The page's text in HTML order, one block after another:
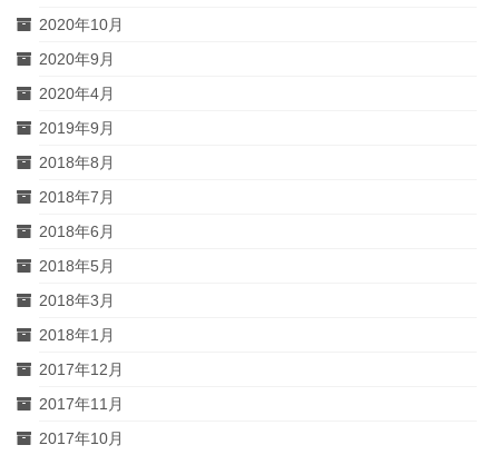
2020年10月
2020年9月
2020年4月
2019年9月
2018年8月
2018年7月
2018年6月
2018年5月
2018年3月
2018年1月
2017年12月
2017年11月
2017年10月